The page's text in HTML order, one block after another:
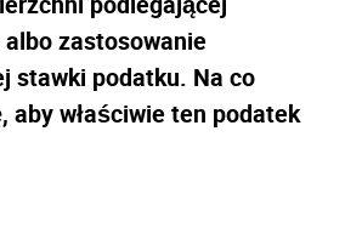
zastosowanie
stawki podatku. Na co
aby właściwie ten podatek